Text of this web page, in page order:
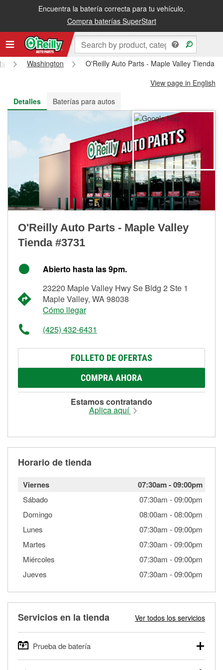
Encuentra la batería correcta para tu vehículo.
Compra baterías SuperStart
Recibe tu orden gratis al día siguiente o recógela en la tienda
Washington
O'Reilly Auto Parts - Maple Valley Tienda
View page in English
Detalles
Baterías para autos
O'Reilly Auto Parts - Maple Valley
Tienda #3731
Abierto hasta las 9pm.
23220 Maple Valley Hwy Se Bldg 2 Ste 1
Maple Valley, WA 98038
Cómo llegar
(425) 432-6431
FOLLETO DE OFERTAS
COMPRA AHORA
Estamos contratando
Aplica aquí
Horario de tienda
Viernes 07:30am-09:00pm
Sábado 07:30am -09:00pm
Domingo
08:00am -08:00pm
Lunes
07:30am -09:00pm
Martes
07:30am -09:00pm
Miércoles
07:30am -09:00pm
Jueves
07:30am -09:00pm
Servicios en la tienda Ver todos los servicios
Prueba de batería